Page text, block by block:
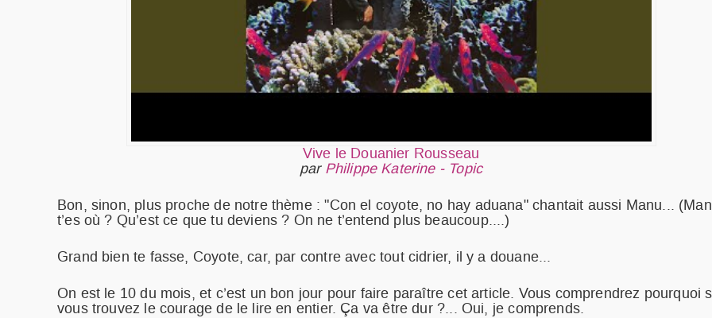
Vive le Douanier Rousseau
par Philippe Katerine - Topic
Bon, sinon, plus proche de notre thème : "Con el coyote, no hay aduana" chantait aussi Manu...
t’es où ? Qu’est ce que tu deviens ? On ne t’entend plus beaucoup....)
Grand bien te fasse, Coyote, car, par contre avec tout cidrier, il y a douane...
On est le 10 du mois, et c’est un bon jour pour faire paraître cet article. Vous comprendrez pourquoi
vous trouvez le courage de le lire en entier. Ça va être dur ?... Oui, je comprends.